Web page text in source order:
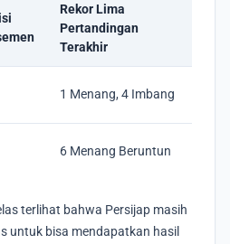
Rekor Lima
Pertandingan
Terakhir
1 Menang, 4 Imbang
6 Menang Beruntun
terlihat bahwa Persijap masih
untuk bisa mendapatkan hasil